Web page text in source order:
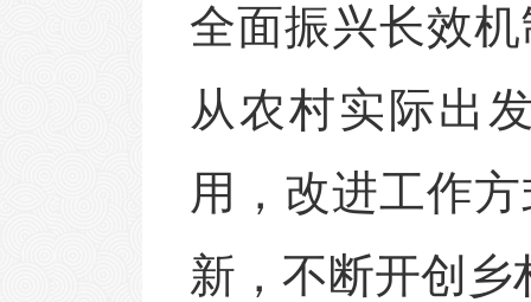
全面振兴长效
从农村实际出
用，改进工作
新，不断开创